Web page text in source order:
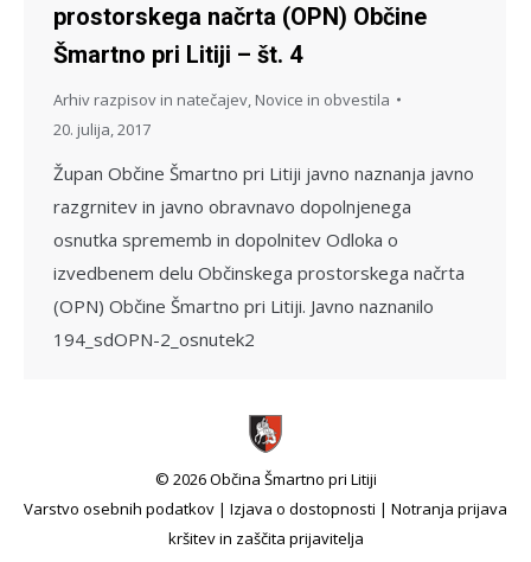
prostorskega načrta (OPN) Občine
Šmartno pri Litiji – št. 4
Arhiv razpisov in natečajev Novice in obvestila
20. julija, 2017
Župan Občine Šmartno pri Litiji javno naznanja javno
razgrnitev in javno obravnavo dopolnjenega
osnutka sprememb in dopolnitev Odloka o
izvedbenem delu Občinskega prostorskega načrta
(OPN) Občine Šmartno pri Litiji. Javno naznanilo
194_sdOPN-2_osnutek2
© 2026 Občina Šmartno pri Litiji
Varstvo osebnih podatkov | Izjava o dostopnosti | Notranja prijava
kršitev in zaščita prijavitelja